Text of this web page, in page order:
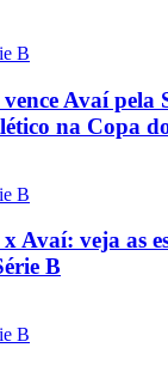
B
Avaí pela
na Copa
B
Avaí: veja as
B
B